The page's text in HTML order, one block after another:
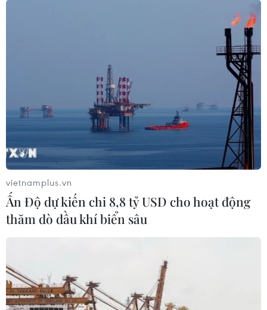
Mặt khác, việc chỉ định một số ngân hàng quốc
doanh để người dân nộp nghĩa vụ tài chính
cũng gây khó khăn cho người dân. Lý do bởi
ngày thứ 7, Chủ nhật, một số trường hợp đi nộp
tiền thì ngân hàng quốc doanh không làm việc,
chỉ có ngân hàng ngoài quốc doanh. Do vậy nội
dung này cần sửa ngay.
Giám đốc Sở Tư pháp Hà Nội cũng đề nghị Bộ
Nông nghiệp và Môi trường, Bộ Tư pháp xem
xét điều khoản của Luật đấu giá tài sản, trong
đó việc quy định tổ chức hành nghề đấu giá ký
hợp đồng đấu giá phải xem tính hợp pháp của
tài sản đem ra đấu giá sẽ rất khó khăn nếu liên
được đem tài sản ra đấu giá hay không./.
Tổng điều
vietnamplus.vn
Ấn Độ dự kiến chi 8,8 tỷ USD cho hoạt động
thăm dò dầu khí biển sâu